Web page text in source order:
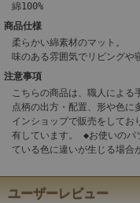
綿100%
商品仕様
柔らかい綿素材のマット。
味のある雰囲気でリビングや
注意事項
こちらの商品は、職人によ
点柄の出方・配置、形や色
インショップで販売をしてお
有しています。 ◆お使いのパ
ている色に違いが生じる場合
ユーザーレビュー